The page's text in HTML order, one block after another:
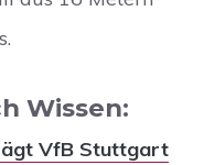
Wissen:
VfB Stuttgart